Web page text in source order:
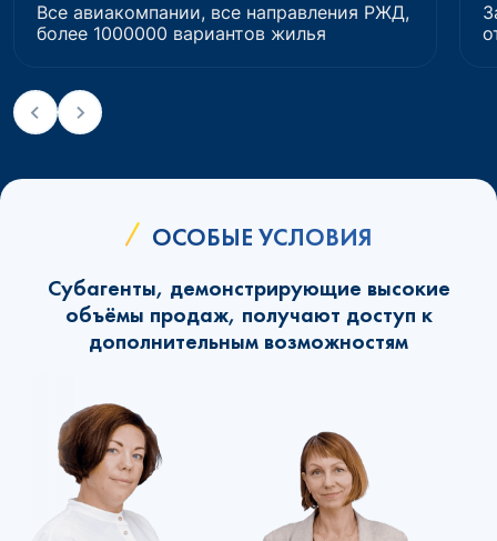
Все авиакомпании, все направления РЖД,
более 1000000 вариантов жилья
ОСОБЫЕ УСЛОВИЯ
Субагенты, демонстрирующие высокие
объёмы продаж, получают доступ к
дополнительным возможностям